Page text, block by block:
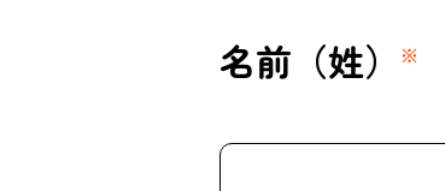
名前（姓） ※